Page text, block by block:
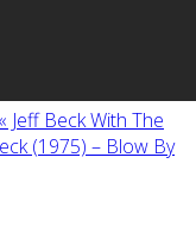
« Jeff Beck With The
(1975) ‎– Blow By